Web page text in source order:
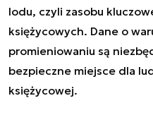
lodu, czyli zasobu
księżycowych. Dane o
promieniowaniu są
bezpieczne miejsce dla
księżycowej.